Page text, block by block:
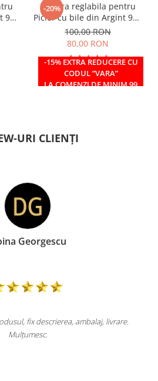
-20%
-15% EXTRA REDUCERE CU
CODUL ”VARA”
LA COMENZI DE MINIM 99
Bratara reglabila pentru
Picior cu bile din Argint 925
si margele Miyuki verzi
100,00 RON
80,00 RON
IN STOC
URI CLIENȚI
Georgescu
fix descrierea, ambalaj, livrare.
Mulțumesc.